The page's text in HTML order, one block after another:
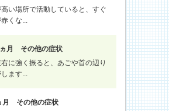
い場所で活動していると、すぐ
くな...
月
その他の症状
に強く振ると、あごや首の辺り
ます...
月
その他の症状